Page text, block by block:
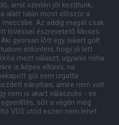
amit szintén jól kezdtünk,
alatt talán most elõször a
meccsbe. Az addig magát csak
lövéssel észrevetetõ Moses
gyorsan lõtt egy tekert gólt
eldönteni, hogy jó lett
mezt választ, ugyanis néha
is képes eltûnni, na
gól sem izgatta
irányítani, amire nem volt
nem is akart válaszolni - és
sõt a végén még
VDS utód eszén nem lehet